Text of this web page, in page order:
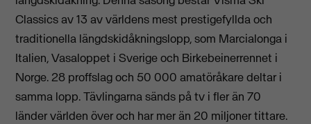
Classics av 13 av världens mest prestigefyllda och
traditionella längdskidåkningslopp, som Marcialonga i
Italien, Vasaloppet i Sverige och Birkebeinerrennet i
Norge. 28 proffslag och 50 000 amatöråkare deltar i
samma lopp. Tävlingarna sänds på tv i fler än 70
länder världen över och har mer än 20 miljoner tittare.